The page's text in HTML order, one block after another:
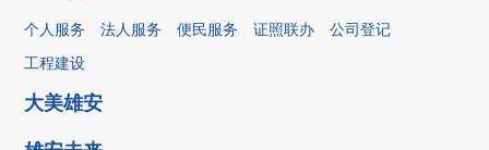
个人服务 法人服务 便民服务 证照联办
公司登记
工程建设
大美雄安